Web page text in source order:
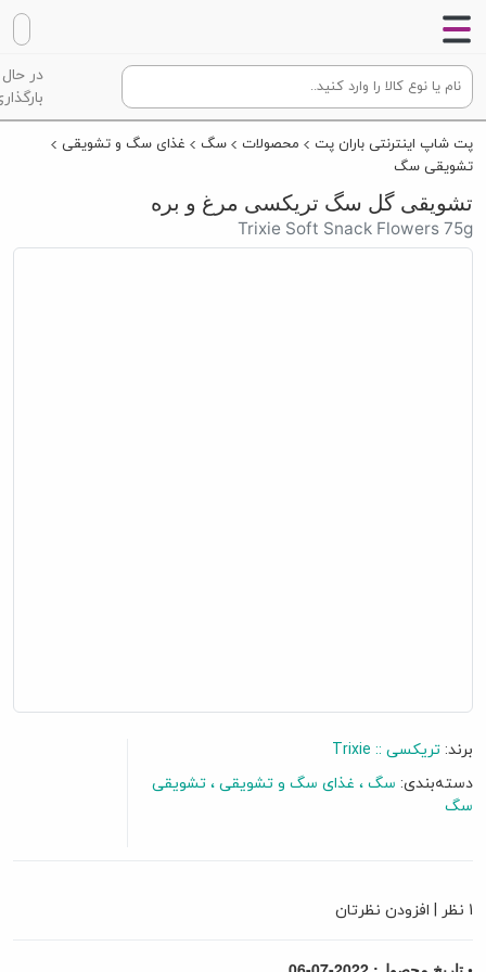
در حال
پت شاپ اینترنتی باران پت محصولات سگ
غذای سگ و تشویقی
تشویقی سگ
تشویقی گل سگ تریکسی مرغ و بره
Trixie Soft Snack Flowers 75g
برند: تریکسی :: Trixie
دسته‌بندی: سگ غذای سگ و تشویقی
تشویقی
سگ
1 نظر افزودن نظرتان
• تاریخ محصول: 2022-07-06